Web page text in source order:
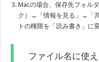
Macの場合、保存先フォル
ク）→「情報を見る」→「
トの権限を「読み書き」に
ファイル名に使